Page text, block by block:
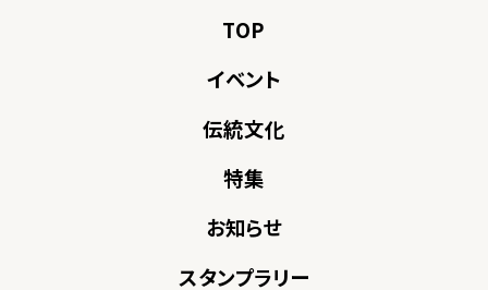
TOP
イベント
伝統文化
特集
お知らせ
スタンプラリー